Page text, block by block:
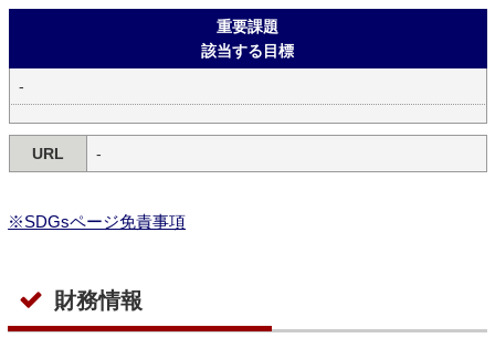
重要課題
該当する目標
-
URL -
※SDGsページ免責事項
財務情報